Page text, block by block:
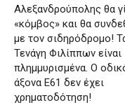
Αλεξανδρούπολης θα
«κόμβος» και θα
με τον σιδηρόδρομο!
Τενάγη Φιλίππων είναι
πλημμυρισμένα. Ο
άξονα Ε61 δεν έχει
χρηματοδότηση!